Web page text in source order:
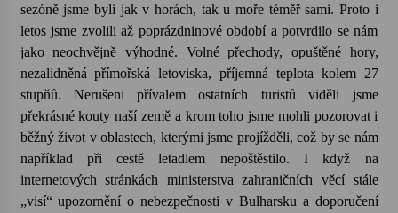
sezóně jsme byli jak v horách, tak u moře téměř sami. Proto i
letos jsme zvolili až poprázdninové období a potvrdilo se nám
jako neochvějně výhodné. Volné přechody, opuštěné hory,
nezalidněná přímořská letoviska, příjemná teplota kolem 27
stupňů. Nerušeni přívalem ostatních turistů viděli jsme
překrásné kouty naší země a krom toho jsme mohli pozorovat i
běžný život v oblastech, kterými jsme projížděli, což by se nám
například při cestě letadlem nepoštěstilo. I když na
internetových stránkách ministerstva zahraničních věcí stále
„visí“ upozornění o nebezpečnosti v Bulharsku a doporučení